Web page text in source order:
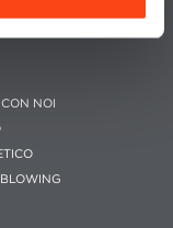
NOI